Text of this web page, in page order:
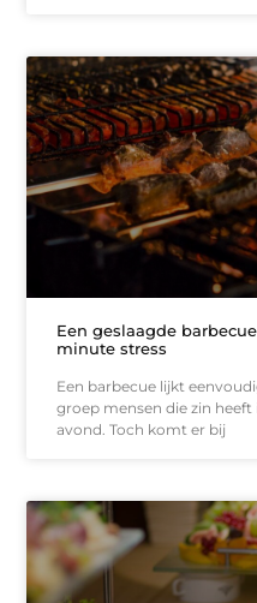
Een geslaagde
minute stress
Een barbecue lijkt
groep mensen die zin
avond. Toch komt er bij